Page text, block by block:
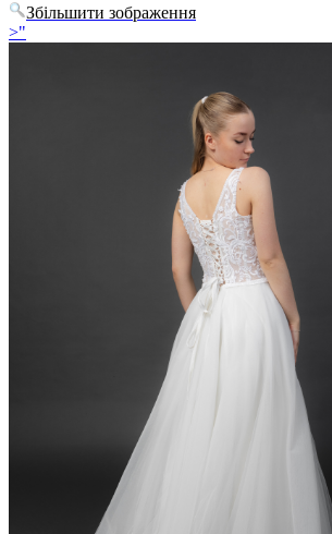
Збільшити зображення
>"